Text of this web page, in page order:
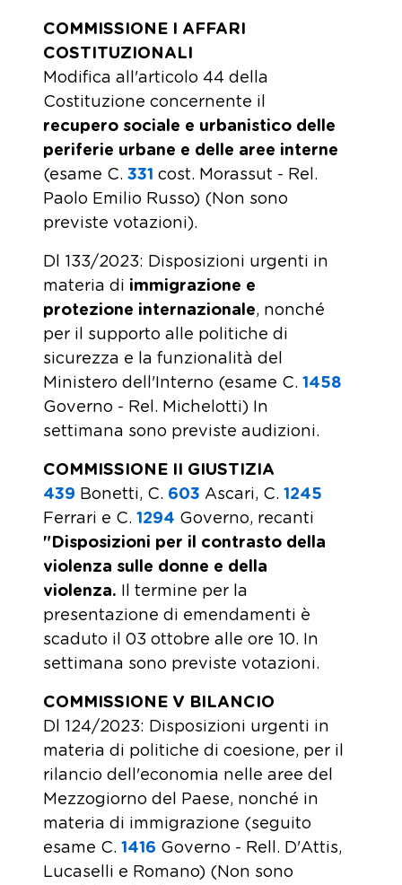
COMMISSIONE I AFFARI
COSTITUZIONALI
Modifica all'articolo 44 della
Costituzione concernente il
recupero sociale e urbanistico delle
periferie urbane e delle aree interne
(esame C. 331 ​ cost. Morassut - Rel.
Paolo Emilio Russo) (Non sono
previste votazioni).
Dl 133/2023: Disposizioni urgenti in
materia di immigrazione e
protezione internazionale, nonché
per il supporto alle politiche di
sicurezza e la funzionalità del
Ministero dell'Interno (esame C. 1458
Governo - Rel. Michelotti) In
settimana sono previste audizioni.
COMMISSIONE II GIUSTIZIA
439 ​ Bonetti, C. 603 ​ Ascari, C. 1245
Ferrari e C. 1294 ​ Governo, recanti
"Disposizioni per il contrasto della
violenza sulle donne e della
violenza. Il termine per la
presentazione di emendamenti è
scaduto il 03 ottobre alle ore 10. In
settimana sono previste votazioni.
COMMISSIONE V BILANCIO
Dl 124/2023: Disposizioni urgenti in
materia di politiche di coesione, per il
rilancio dell'economia nelle aree del
Mezzogiorno del Paese, nonché in
materia di immigrazione (seguito
esame C. 1416 ​ Governo - Rell. D'Attis,
Lucaselli e Romano) (Non sono